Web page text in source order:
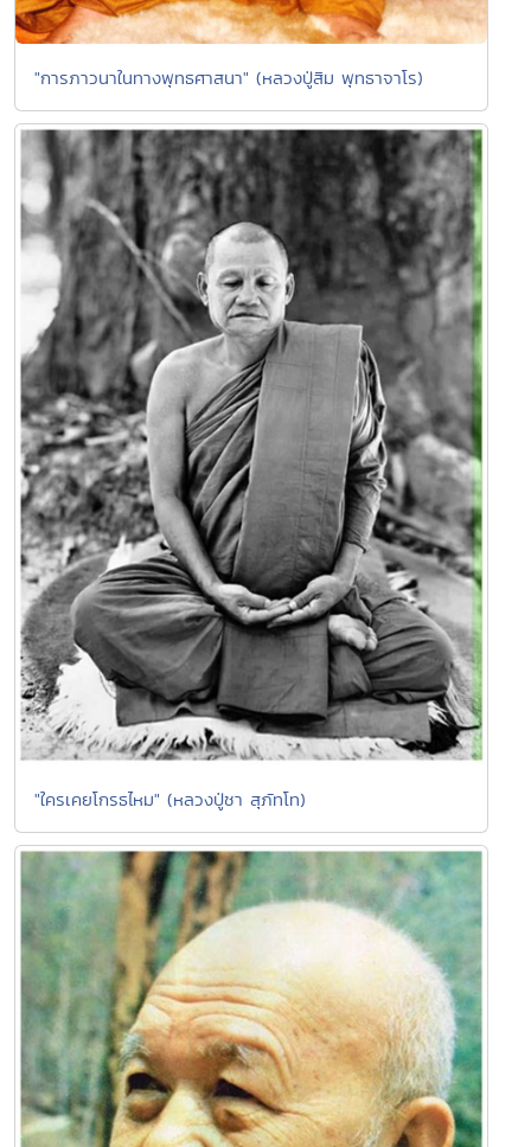
"การภาวนาในทางพุทธศาสนา" (หลวงปู่สิม พุทธาจาโร)
"ใครเคยโกรธไหม" (หลวงปู่ชา สุภัทโท)